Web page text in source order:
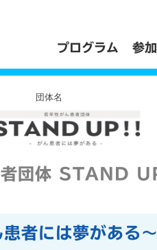
プログラム 参
団体名
者団体 STAND
患者には夢がある～